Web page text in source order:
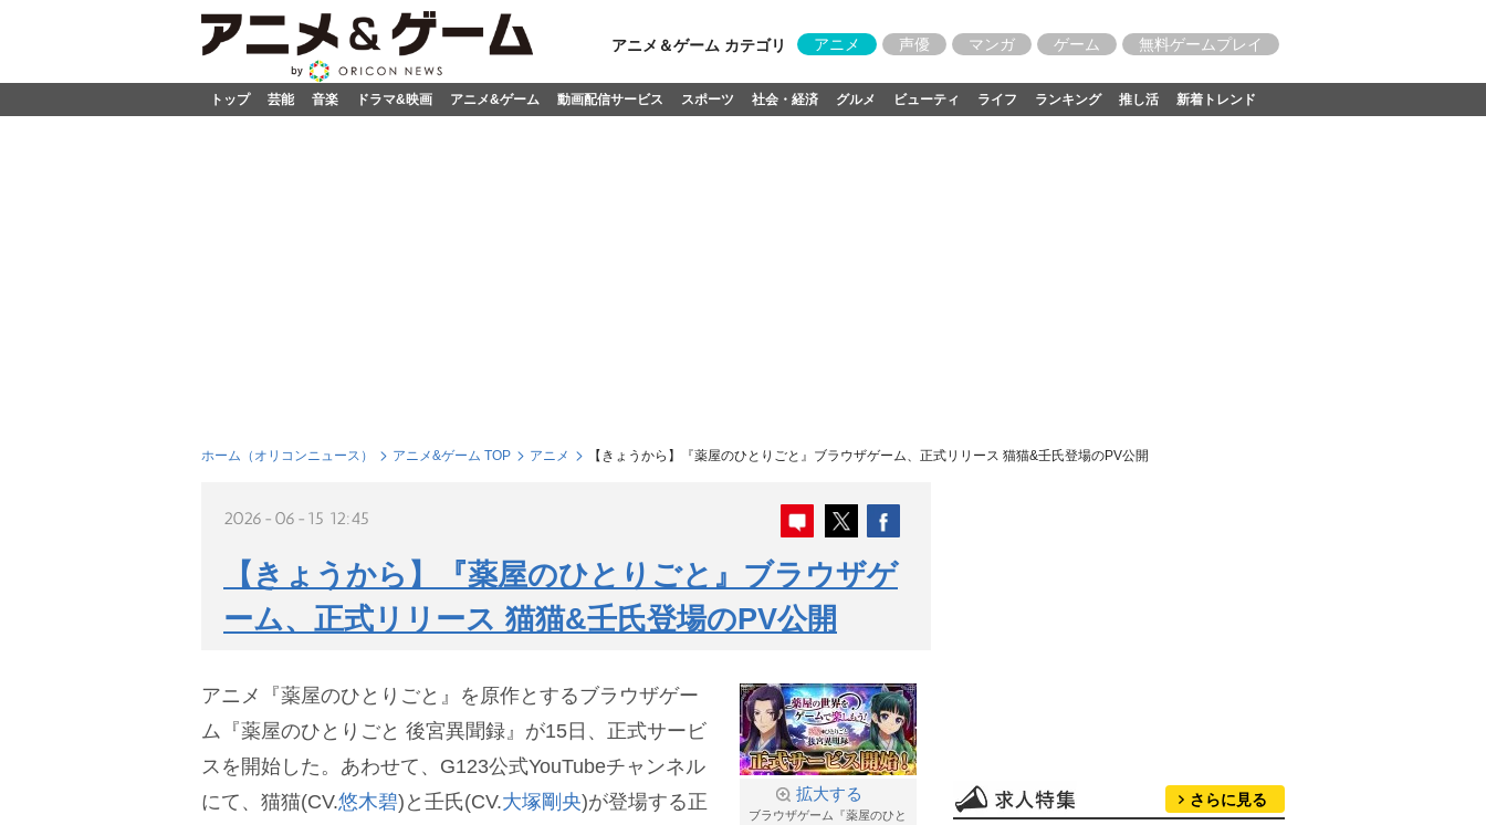
アニメ＆ゲーム カテゴリ アニメ 声優 マンガ ゲーム 無料ゲームプレイ
トップ 芸能 音楽 ドラマ&映画 アニメ&ゲーム 動画配信サービス スポーツ 社会・経済 グルメ ビューティ ライフ ランキング 推し活 新着トレンド
ホーム（オリコンニュース） アニメ&ゲーム TOP アニメ 【きょうから】『薬屋のひとりごと』ブラウザゲーム、正式リリース 猫猫&壬氏登場のPV公開
2026-06-15 12:45
【きょうから】『薬屋のひとりごと』ブラウザゲ
ーム、正式リリース 猫猫&壬氏登場のPV公開
拡大する
ブラウザゲーム『薬屋のひと
アニメ『薬屋のひとりごと』を原作とするブラウザゲー
ム『薬屋のひとりごと 後宮異聞録』が15日、正式サービ
スを開始した。あわせて、G123公式YouTubeチャンネル
にて、猫猫(CV.悠木碧)と壬氏(CV.大塚剛央)が登場する正
さらに見る